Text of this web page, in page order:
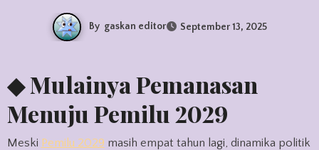
By gaskan editor September 13, 2025
◆ Mulainya Pemanasan
Menuju Pemilu 2029
Meski Pemilu 2029 masih empat tahun lagi, dinamika politik